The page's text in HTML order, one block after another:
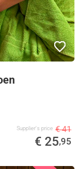
Supplier's price € 41
€ 25,95